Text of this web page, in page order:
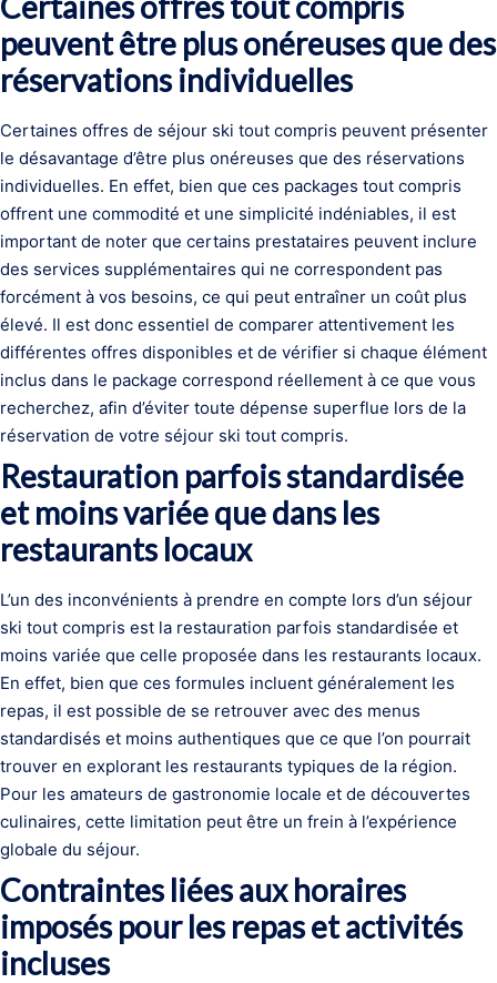
peuvent être plus onéreuses que des
réservations individuelles
Certaines offres de séjour ski tout compris peuvent présenter
le désavantage d’être plus onéreuses que des réservations
individuelles. En effet, bien que ces packages tout compris
offrent une commodité et une simplicité indéniables, il est
important de noter que certains prestataires peuvent inclure
des services supplémentaires qui ne correspondent pas
forcément à vos besoins, ce qui peut entraîner un coût plus
élevé. Il est donc essentiel de comparer attentivement les
différentes offres disponibles et de vérifier si chaque élément
inclus dans le package correspond réellement à ce que vous
recherchez, afin d’éviter toute dépense superflue lors de la
réservation de votre séjour ski tout compris.
Restauration parfois standardisée
et moins variée que dans les
restaurants locaux
L’un des inconvénients à prendre en compte lors d’un séjour
ski tout compris est la restauration parfois standardisée et
moins variée que celle proposée dans les restaurants locaux.
En effet, bien que ces formules incluent généralement les
repas, il est possible de se retrouver avec des menus
standardisés et moins authentiques que ce que l’on pourrait
trouver en explorant les restaurants typiques de la région.
Pour les amateurs de gastronomie locale et de découvertes
culinaires, cette limitation peut être un frein à l’expérience
globale du séjour.
Contraintes liées aux horaires
imposés pour les repas et activités
incluses